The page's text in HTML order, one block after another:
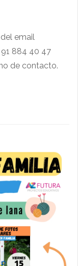
email
884 40 47
de contacto.